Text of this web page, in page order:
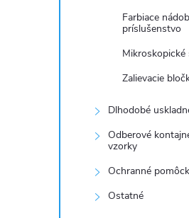
Farbiace
príslušenstvo
Mikroskopické
Zalievacie
Dlhodobé
Odberové
vzorky
Ochranné
Ostatné